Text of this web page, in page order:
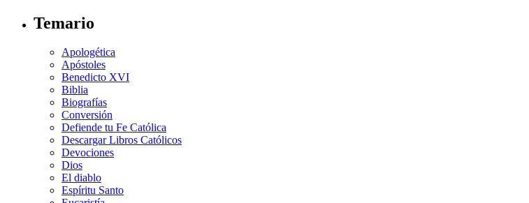
Temario
Apologética
Apóstoles
Benedicto XVI
Biblia
Biografías
Conversión
Defiende tu Fe Católica
Descargar Libros Católicos
Devociones
Dios
El diablo
Espíritu Santo